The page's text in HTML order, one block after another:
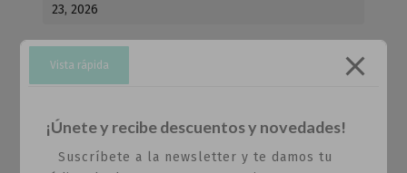
23, 2026
Vista rápida
¡Únete y recibe descuentos y novedades!
Suscríbete a la newsletter y te damos tu